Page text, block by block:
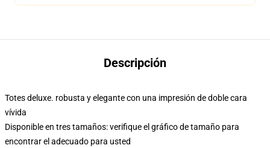
Descripción
Totes deluxe. robusta y elegante con una impresión de doble cara
vívida
Disponible en tres tamaños: verifique el gráfico de tamaño para
encontrar el adecuado para usted